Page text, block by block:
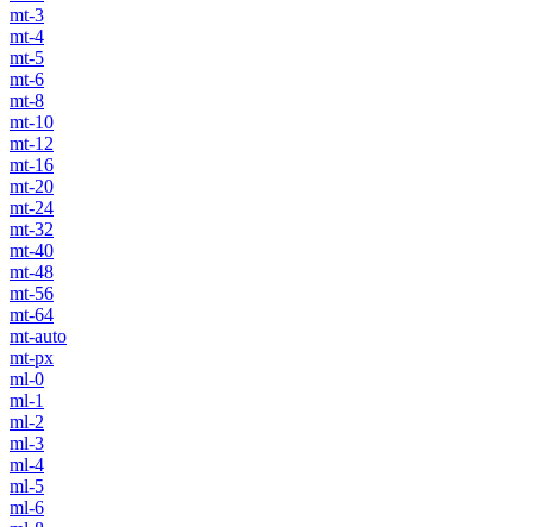
mt-3
mt-4
mt-5
mt-6
mt-8
mt-10
mt-12
mt-16
mt-20
mt-24
mt-32
mt-40
mt-48
mt-56
mt-64
mt-auto
mt-px
ml-0
ml-1
ml-2
ml-3
ml-4
ml-5
ml-6